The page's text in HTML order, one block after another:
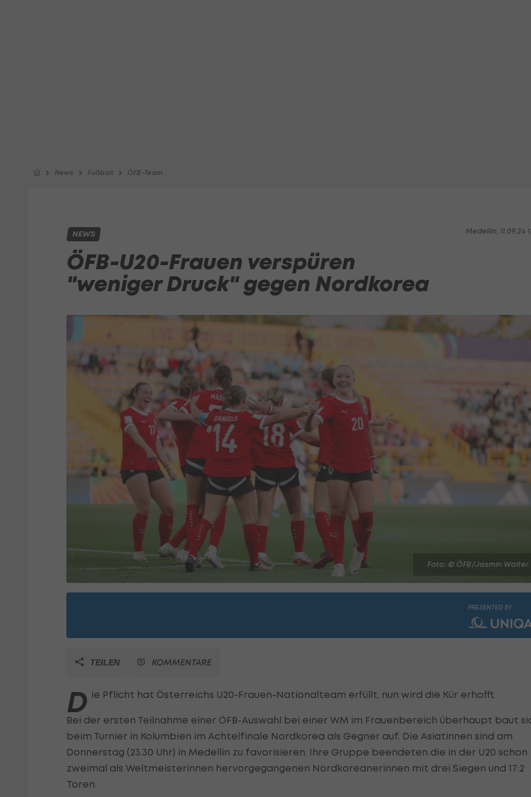
News Fußball ÖFB-Team
Medellin, 11.09.24
NEWS
ÖFB-U20-Frauen verspüren
"weniger Druck" gegen Nordkorea
Foto: © ÖFB/Jasmin Walter
PRESENTED BY
TEILEN KOMMENTARE
D ie Pflicht hat Österreichs U20-Frauen-Nationalteam erfüllt, nun wird die Kür erhofft.
Bei der ersten Teilnahme einer ÖFB-Auswahl bei einer WM im Frauenbereich überhaupt baut
beim Turnier in Kolumbien im Achtelfinale Nordkorea als Gegner auf. Die Asiatinnen sind am
Donnerstag (23.30 Uhr) in Medellin zu favorisieren. Ihre Gruppe beendeten die in der U20 schon
zweimal als Weltmeisterinnen hervorgegangenen Nordkoreanerinnen mit drei Siegen und 17:2
Toren.